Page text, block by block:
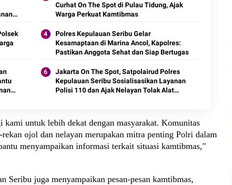
Curhat On The Spot di Pulau Tidung, Ajak
Warga Perkuat Kamtibmas
Polres Kepulauan Seribu Gelar
Kesamaptaan di Marina Ancol, Kapolres:
Pastikan Anggota Sehat dan Siap Bertugas
Jakarta On The Spot, Satpolairud Polres
Kepulauan Seribu Sosialisasikan Layanan
Polisi 110 dan Ajak Nelayan Tolak Alat
kami untuk lebih dekat dengan masyarakat. Komunitas
ojol dan nelayan merupakan mitra penting Polri dalam
menyampaikan informasi terkait situasi kamtibmas,"
Seribu juga menyampaikan pesan-pesan kamtibmas,